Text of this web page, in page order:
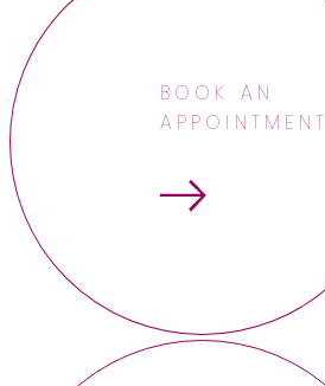
BOOK AN
APPOINTMENT